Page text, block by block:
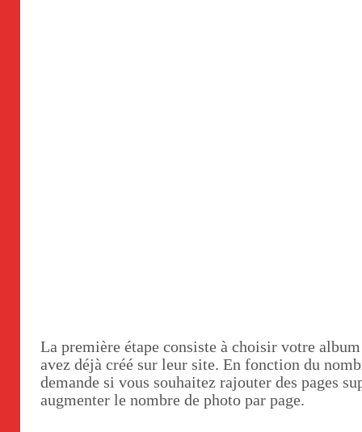
La première étape consiste à choisir votre
avez déjà créé sur leur site. En fonction du
demande si vous souhaitez rajouter des pages
augmenter le nombre de photo par page.